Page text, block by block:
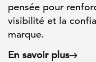
pensée pour
visibilité et la
marque.
En savoir plus